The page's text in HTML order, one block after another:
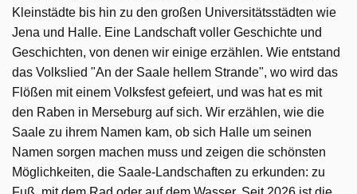
Kleinstädte bis hin zu den großen Universitätsstädten wie
Jena und Halle. Eine Landschaft voller Geschichte und
Geschichten, von denen wir einige erzählen. Wie entstand
das Volkslied "An der Saale hellem Strande", wo wird das
Flößen mit einem Volksfest gefeiert, und was hat es mit
den Raben in Merseburg auf sich. Wir erzählen, wie die
Saale zu ihrem Namen kam, ob sich Halle um seinen
Namen sorgen machen muss und zeigen die schönsten
Möglichkeiten, die Saale-Landschaften zu erkunden: zu